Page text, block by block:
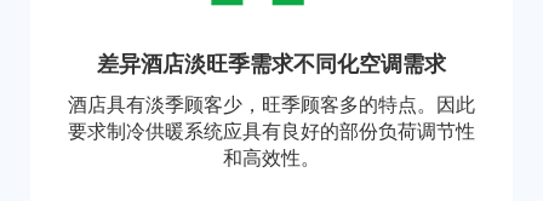
差异酒店淡旺季需求不同化空调需求
酒店具有淡季顾客少，旺季顾客多的特点。因此
要求制冷供暖系统应具有良好的部份负荷调节性
和高效性。